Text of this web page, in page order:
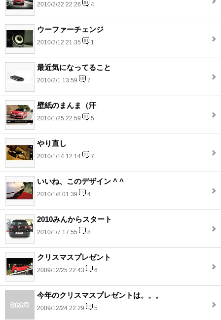
2010/2/22 22:26 4
ウーファーチェンジ
2010/2/12 21:35 1
最近気になってること
2010/2/1 13:59 7
壁紙のまんま（汗
2010/1/25 22:59 5
やり直し
2010/1/14 12:14 7
いいね、このデザイン ^ ^
2010/1/8 01:39 4
2010みんからスタート
2010/1/7 17:55 8
クリスマスプレゼント
2009/12/25 22:43 6
今年のクリスマスプレゼントは。。。
2009/12/24 22:29 5